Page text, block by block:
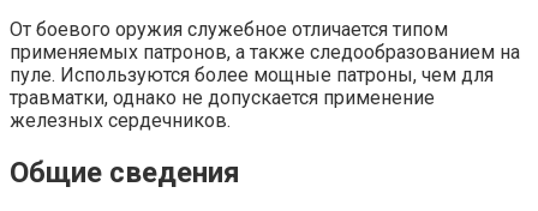
От боевого оружия служебное отличается типом
применяемых патронов, а также следообразованием на
пуле. Используются более мощные патроны, чем для
травматки, однако не допускается применение
железных сердечников.
Общие сведения